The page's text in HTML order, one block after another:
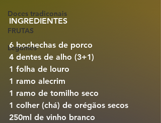
Doces tradiconais
FRUTAS
Legumes
INGREDIENTES
6 bochechas de porco
4 dentes de alho (3+1)
1 folha de louro
1 ramo alecrim
1 ramo de tomilho seco
1 colher (chá) de orégãos secos
250ml de vinho branco